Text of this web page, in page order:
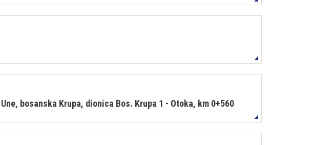
bosanska Krupa, dionica Bos. Krupa 1 - Otoka, km 0+560